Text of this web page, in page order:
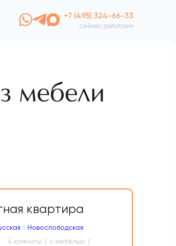
+7 (495) 324-66-33
сейчас работаем
мебели
квартира
Новослободская
4 комнаты
с мебелью